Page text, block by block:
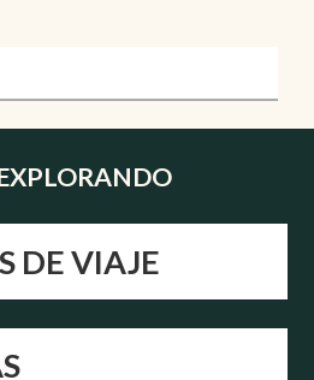
DE VIAJE